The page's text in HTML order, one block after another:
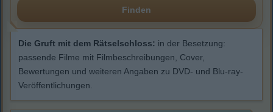
Finden
Die Gruft mit dem Rätselschloss: in der Besetzung:
passende Filme mit Filmbeschreibungen, Cover,
Bewertungen und weiteren Angaben zu DVD- und Blu-ray-
Veröffentlichungen.